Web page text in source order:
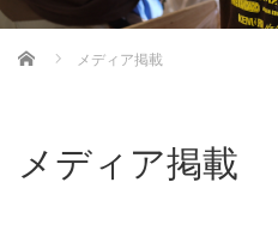
Home メディア掲載
メディア掲載